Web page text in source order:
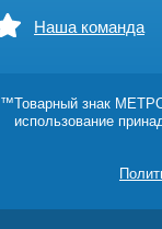
Наша команда
™Товарный знак
использование